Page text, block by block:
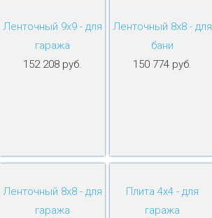
Ленточный 9х9 - для
гаража
152 208 руб.
Ленточный 8х8 - для
бани
150 774 руб.
Ленточный 8х8 - для
гаража
Плита 4х4 - для
гаража